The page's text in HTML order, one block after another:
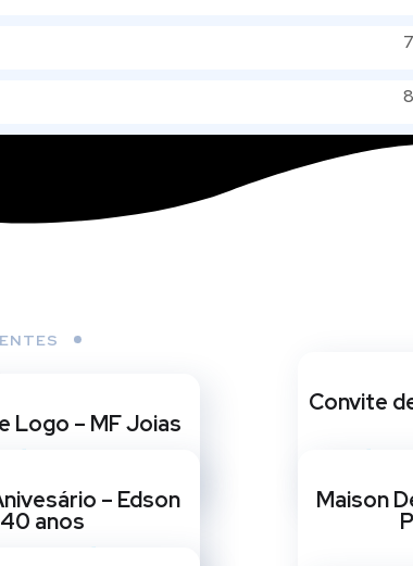
Logo – MF Joias
Convite
– Edson
40 anos
Maison